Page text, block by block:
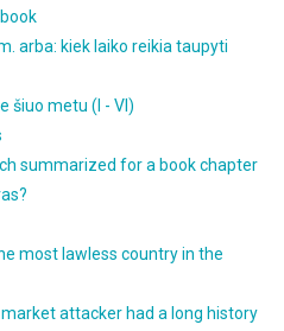
arba: kiek laiko reikia taupyti
šiuo metu (I - VI)
summarized for a book chapter
most lawless country in the
attacker had a long history